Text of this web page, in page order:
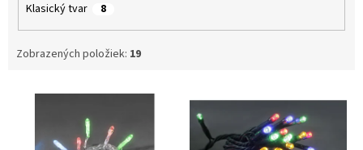
Klasický tvar 8
Zobrazených položiek: 19